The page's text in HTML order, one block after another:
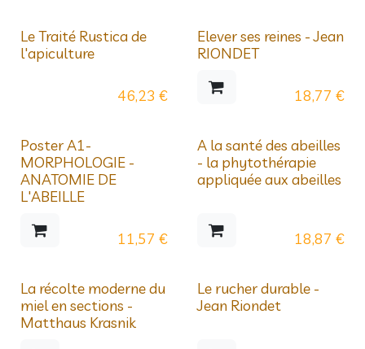
Le Traité Rustica de
l'apiculture
46,23 €
Elever ses reines - Jean
RIONDET
18,77 €
Poster A1-
MORPHOLOGIE -
ANATOMIE DE
L'ABEILLE
11,57 €
A la santé des abeilles
- la phytothérapie
appliquée aux abeilles
18,87 €
La récolte moderne du
miel en sections -
Matthaus Krasnik
Le rucher durable -
Jean Riondet